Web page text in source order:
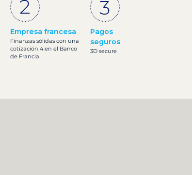
Empresa francesa
Finanzas sólidas con una
cotización 4 en el Banco
de Francia
Pagos
seguros
3D secure